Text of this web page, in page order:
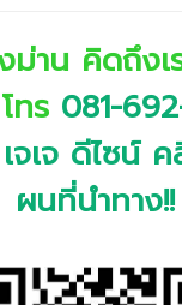
ม่าน คิดถึงเ
โทร 081-
เจ ดีไซน์ ค
ผนที่นำทาง!!